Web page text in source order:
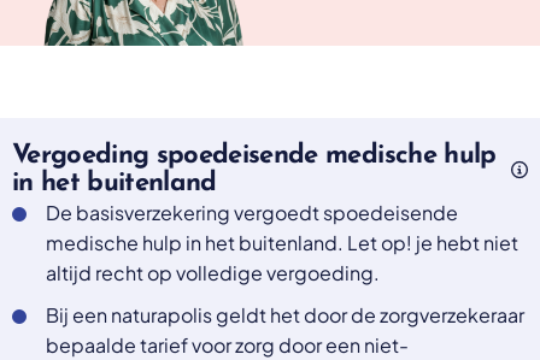
Vergoeding spoedeisende medische hulp
in het buitenland
De basisverzekering vergoedt spoedeisende
medische hulp in het buitenland. Let op! je hebt niet
altijd recht op volledige vergoeding.
Bij een naturapolis geldt het door de zorgverzekeraar
bepaalde tarief voor zorg door een niet-